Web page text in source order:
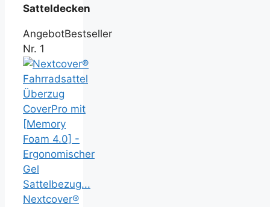
Satteldecken
AngebotBestseller
Nr. 1
Nextcover®